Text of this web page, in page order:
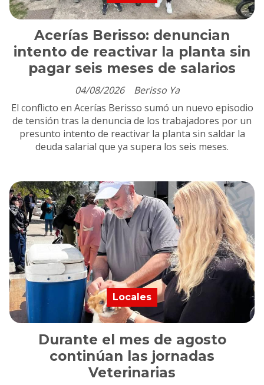
Acerías Berisso: denuncian
intento de reactivar la planta sin
pagar seis meses de salarios
Berisso Ya
04/08/2026
El conflicto en Acerías Berisso sumó un nuevo episodio
de tensión tras la denuncia de los trabajadores por un
presunto intento de reactivar la planta sin saldar la
deuda salarial que ya supera los seis meses.
Durante el mes de agosto
continúan las jornadas
Veterinarias
Locales